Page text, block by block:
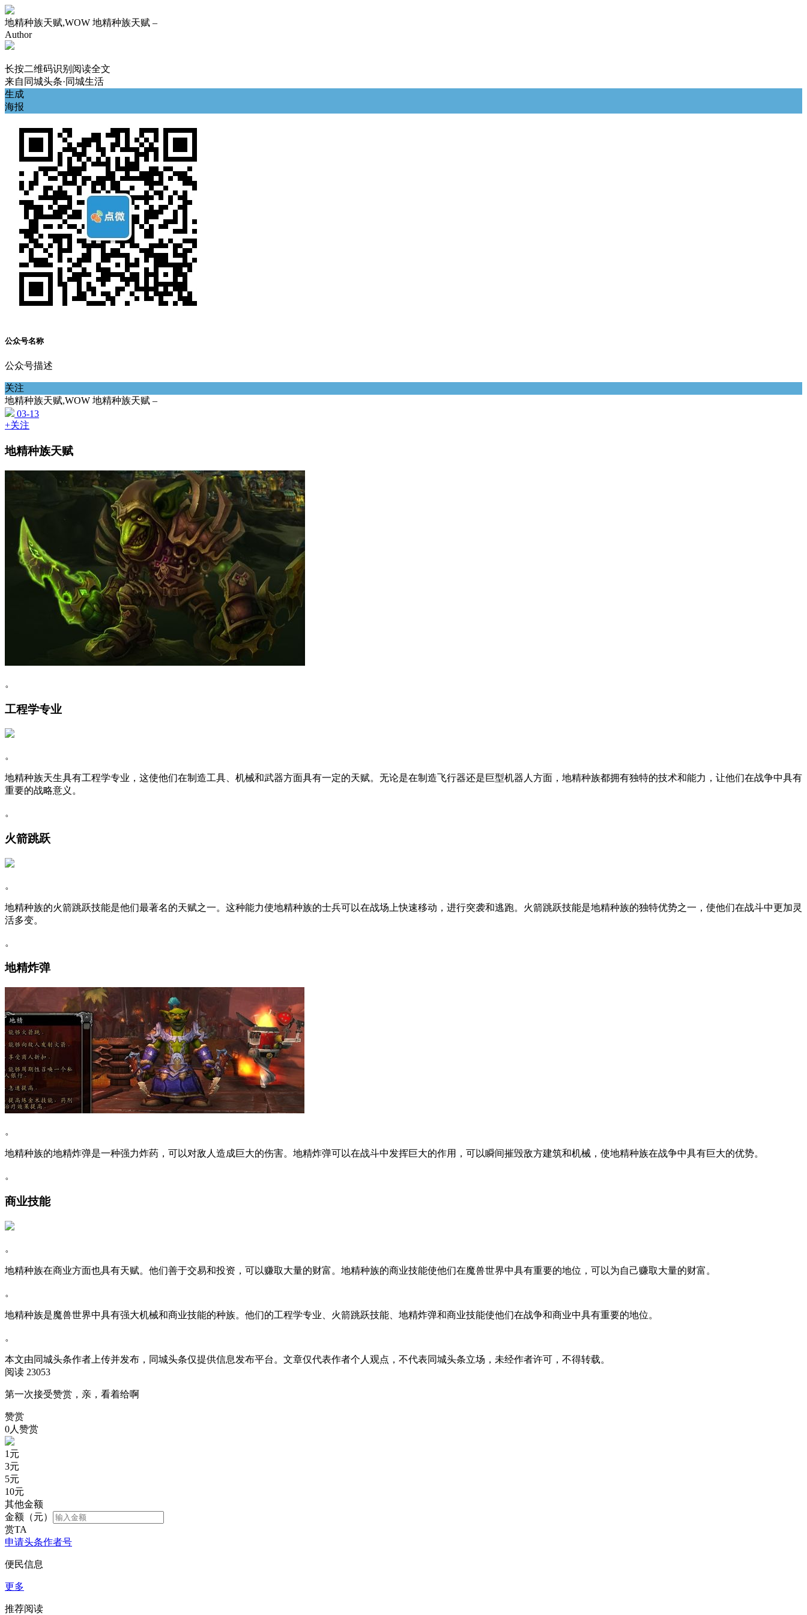
地精种族天赋,WOW 地精种族天赋 –
Author
长按二维码识别阅读全文
来自 同城头条·同城生活
生成
海报
公众号名称
公众号描述
关注
地精种族天赋,WOW 地精种族天赋 –
03-13
+关注
地精种族天赋
。
工程学专业
。
地精种族天生具有工程学专业，这使他们在制造工具、机械和武器方面具有一定的天赋。无论是在制造飞行器还是巨型机器人方面，地精种族都拥有独特的技术和能力，让他们在战争中具有
重要的战略意义。
。
火箭跳跃
。
地精种族的火箭跳跃技能是他们最著名的天赋之一。这种能力使地精种族的士兵可以在战场上快速移动，进行突袭和逃跑。火箭跳跃技能是地精种族的独特优势之一，使他们在战斗中更加灵
活多变。
。
地精炸弹
。
地精种族的地精炸弹是一种强力炸药，可以对敌人造成巨大的伤害。地精炸弹可以在战斗中发挥巨大的作用，可以瞬间摧毁敌方建筑和机械，使地精种族在战争中具有巨大的优势。
。
商业技能
。
地精种族在商业方面也具有天赋。他们善于交易和投资，可以赚取大量的财富。地精种族的商业技能使他们在魔兽世界中具有重要的地位，可以为自己赚取大量的财富。
。
地精种族是魔兽世界中具有强大机械和商业技能的种族。他们的工程学专业、火箭跳跃技能、地精炸弹和商业技能使他们在战争和商业中具有重要的地位。
。
本文由同城头条作者上传并发布，同城头条仅提供信息发布平台。文章仅代表作者个人观点，不代表同城头条立场，未经作者许可，不得转载。
阅读 23053
第一次接受赞赏，亲，看着给啊
赞赏
0人赞赏
1 元
3元
5元
10元
其他金额
金额（元）
赏TA
申请头条作者号
便民信息
更多
推荐阅读